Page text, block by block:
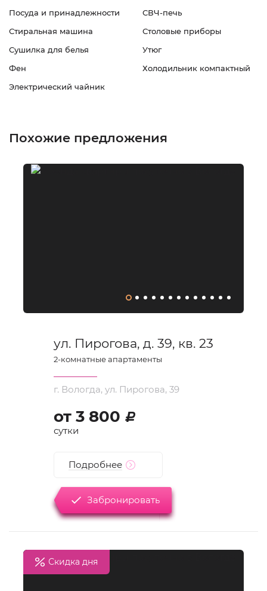
Посуда и принадлежности
СВЧ-печь
Стиральная машина
Столовые приборы
Сушилка для белья
Утюг
Фен
Холодильник компактный
Электрический чайник
Похожие предложения
ул. Пирогова, д. 39, кв. 23
2-комнатные апартаменты
г. Вологда, ул. Пирогова, 39
от 3 800 d
сутки
Подробнее
Забронировать
Скидка дня